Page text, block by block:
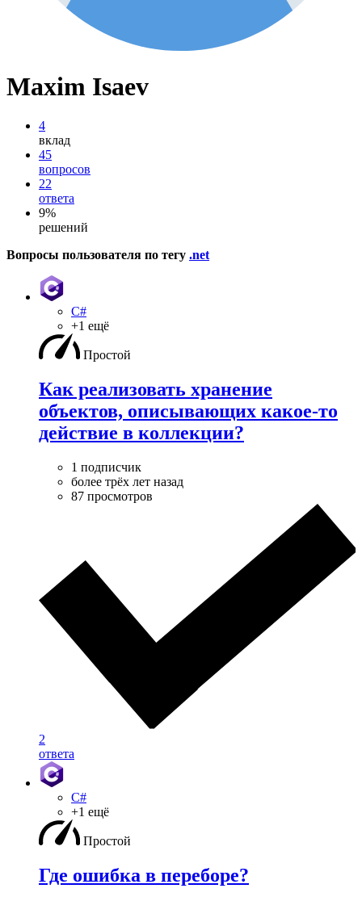
Maxim Isaev
4
вклад
45
вопросов
22
ответа
9%
решений
Вопросы пользователя по тегу .net
C#
+1 ещё
Простой
Как реализовать хранение
объектов, описывающих какое-то
действие в коллекции?
1 подписчик
более трёх лет назад
87 просмотров
2
ответа
C#
+1 ещё
Простой
Где ошибка в переборе?